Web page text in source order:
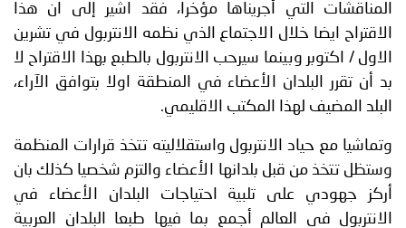
المناقشات التي أجريناها مؤخرا، فقد اشير إلى ان هذا
الاقتراح ايضا خلال الاجتماع الذي نظمه الانتربول في تشرين
الاول / اكتوبر وبينما سيرحب الانتربول بالطبع بهذا الاقتراح لا
بد أن تقرر البلدان الأعضاء في المنطقة اولا بتوافق الآراء،
البلد المضيف لهذا المكتب الاقليمي.
وتماشيا مع حياد الانتربول واستقلاليته تتخذ قرارات المنظمة
وستظل تتخذ من قبل بلدانها الأعضاء والتزم شخصيا كذلك بان
أركز جهودي على تلبية احتياجات البلدان الأعضاء في
الانتربول في العالم أجمع بما فيها طبعا البلدان العربية